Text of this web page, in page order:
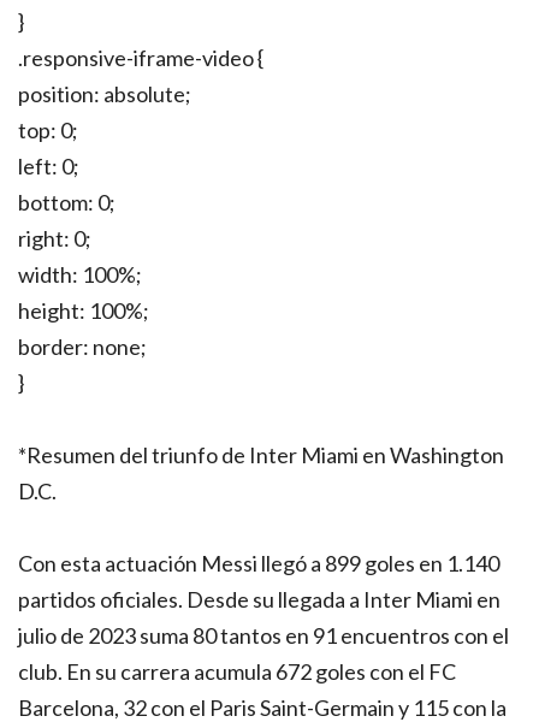
}
.responsive-iframe-video {
position: absolute;
top: 0;
left: 0;
bottom: 0;
right: 0;
width: 100%;
height: 100%;
border: none;
}
*Resumen del triunfo de Inter Miami en Washington
D.C.
Con esta actuación Messi llegó a 899 goles en 1.140
partidos oficiales. Desde su llegada a Inter Miami en
julio de 2023 suma 80 tantos en 91 encuentros con el
club. En su carrera acumula 672 goles con el FC
Barcelona, 32 con el Paris Saint-Germain y 115 con la